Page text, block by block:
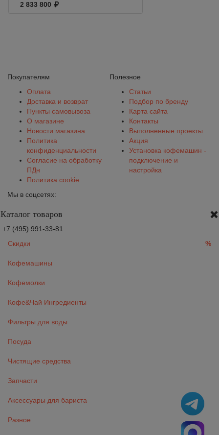
2 833 800
Покупателям
Оплата
Доставка и возврат
Пункты самовывоза
О магазине
Новости магазина
Политика
конфиденциальности
Согласие на обработку
ПДн
Политика cookie
Полезное
Статьи
Подбор по бренду
Карта сайта
Контакты
Выполненные проекты
Акция
Установка кофемашин -
подключение и
настройка
Мы в соцсетях:
Каталог товаров
+7 (495) 991-33-81
Скидки
%
Кофемашины
Кофемолки
Кофе&Чай Ингредиенты
Фильтры для воды
Посуда
Чистящие средства
Запчасти
Аксессуары для бариста
Разное